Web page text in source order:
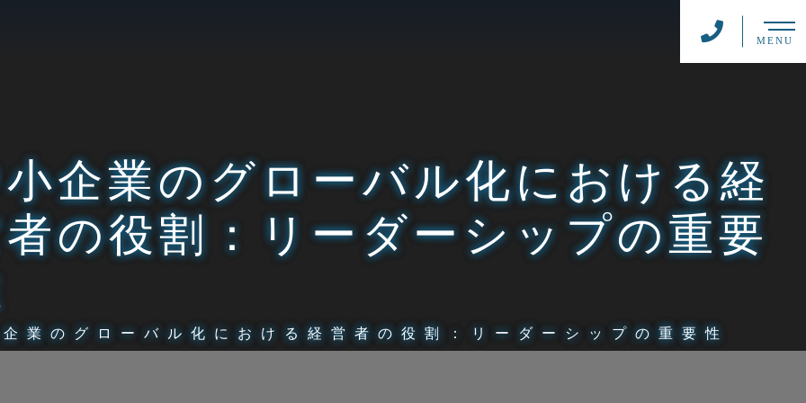
MENU
企業のグローバル化における経
の役割：リーダーシップの重要
業のグローバル化における経営者の役割：リーダーシップの重要性